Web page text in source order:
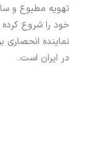
تهویه مطبوع و
خود را شروع
نماینده انحصاری
در ایران است.